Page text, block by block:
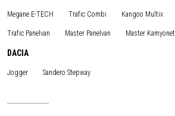
Megane E-TECH Trafic Combi Kangoo Multix
Trafic Panelvan Master Panelvan Master Kamyonet
DACIA
Jogger Sandero Stepway